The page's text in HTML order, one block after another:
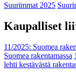
Suurimmat 2025
Kaupalliset
11/2025: Suomea
Suomea rakentamassa
lehti kestävästä